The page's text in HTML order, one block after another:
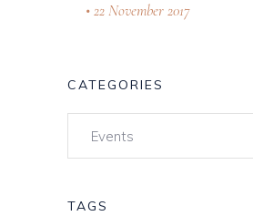
22 November 2017
CATEGORIES
TAGS